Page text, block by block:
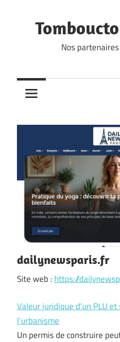
content
Nos
dailynewsparis.fr
Site web : https://
Valeur juridique d’un PLU
l’urbanisme
Un permis de construire